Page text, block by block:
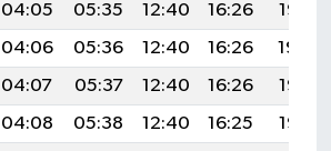
04:05 05:35 12:40 16:26
19:35
04:06 05:36 12:40 16:26
19:34
04:07 05:37 12:40 16:26
19:33
04:08 05:38 12:40 16:25
19:32